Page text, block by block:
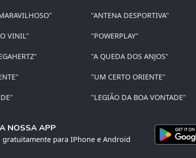
"ANTENA DESPORTIVA"
VINIL" "POWERPLAY"
"A QUEDA DOS ANJOS"
"UM CERTO ORIENTE"
"LEGIÃO DA BOA VONTADE"
NOSSA APP
gratuitamente para IPhone e Android